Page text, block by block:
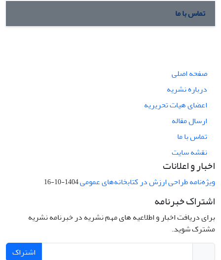
تماس با ما
صفحه اصلی
درباره نشریه
اعضای هیات تحریریه
ارسال مقاله
تماس با ما
نقشه سایت
اخبار و اعلانات
ویژه‌نامه طراحی ارزش در کتابخانه‌های عمومی1404-10-16
اشتراک خبرنامه
برای دریافت اخبار و اطلاعیه های مهم نشریه در خبرنامه نشریه
مشترک شوید.
اشتراک